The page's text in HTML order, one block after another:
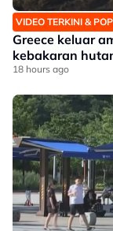
VIDEO TERKINI &
Greece keluar
kebakaran
18 hours ago